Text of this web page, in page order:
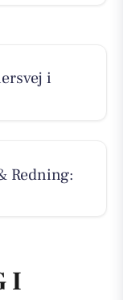
i
Redning:
I